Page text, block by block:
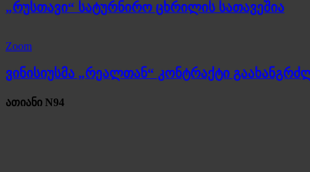
„რუსთავი“ სატურნირო ცხრილის სათავეშია
Zoom
ვინისიუსმა „რეალთან“ კონტრაქტი
ათიანი N94